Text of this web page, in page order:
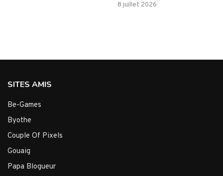
8 juillet 2026
SITES AMIS
Be-Games
Byothe
Couple Of Pixels
Gouaig
Papa Blogueur